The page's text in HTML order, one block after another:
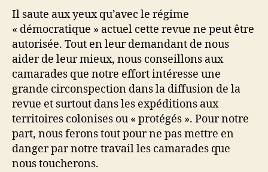
Il saute aux yeux qu’avec le régime
« démocratique » actuel cette revue ne peut être
autorisée. Tout en leur demandant de nous
aider de leur mieux, nous conseillons aux
camarades que notre effort intéresse une
grande circonspection dans la diffusion de la
revue et surtout dans les expéditions aux
territoires colonises ou « protégés ». Pour notre
part, nous ferons tout pour ne pas mettre en
danger par notre travail les camarades que
nous toucherons.